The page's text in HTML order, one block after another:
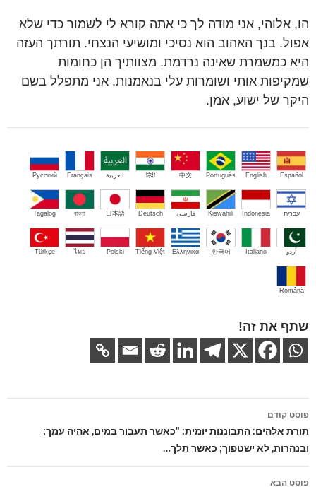
הו, אלוהי, אני מודה לך כי אתה קורא לי לשמור כדי שלא
אפול. בנך האהוב הוא נסיכי ומושיעי הנצחי. תורתך העזה
היא כמשמרת שאינה נרדמת. מצוותיך הן כחומות
שמקיפות אותי ושומרות עלי בנאמנות. אני מתפלל בשם
היקר של ישוע, אמן.
Español
English
Português
中文
हिंदी العربية Français
Русский
עברית Indonesia
Kiswahili فارسی Deutsch
日本語
বাংলা
Tagalog
اُردو Italiano
한국어
Ελληνικά
Tiếng Việt
Polski
ไทย
Türkçe
Română
שתף את זה!
ניווט
בפוסטים
פוסט קודם
תורת אלהים: התבוננות יומית: "כאשר תעבור במים, אהיה עמך;
ובנהרות, לא ישטפוך; כאשר תלך…
פוסט הבא